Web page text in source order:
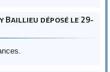
Baillieu déposé le 29-